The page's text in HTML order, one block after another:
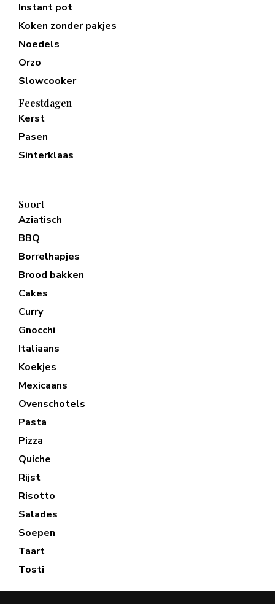
Instant pot
Koken zonder pakjes
Noedels
Orzo
Slowcooker
Feestdagen
Kerst
Pasen
Sinterklaas
Soort
Aziatisch
BBQ
Borrelhapjes
Brood bakken
Cakes
Curry
Gnocchi
Italiaans
Koekjes
Mexicaans
Ovenschotels
Pasta
Pizza
Quiche
Rijst
Risotto
Salades
Soepen
Taart
Tosti